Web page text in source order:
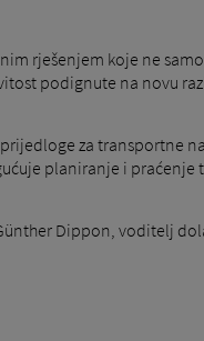
rješenjem koje ne
podignute na novu
za transportne
planiranje i praćenje
Dippon, voditelj